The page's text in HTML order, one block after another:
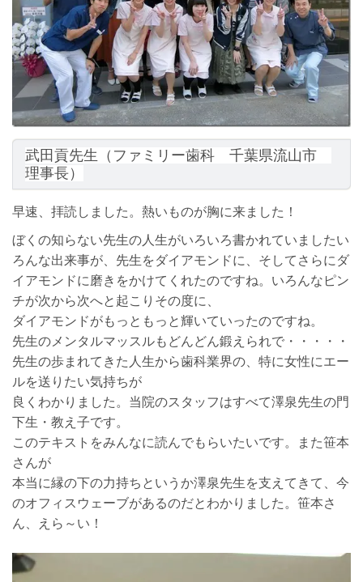
武田貢先生（ファミリー歯科 千葉県流山市
理事長）
早速、拝読しました。熱いものが胸に来ました！
ぼくの知らない先生の人生がいろいろ書かれていましたい
ろんな出来事が、先生をダイアモンドに、そしてさらにダ
イアモンドに磨きをかけてくれたのですね。いろんなピン
チが次から次へと起こりその度に、
ダイアモンドがもっともっと輝いていったのですね。
先生のメンタルマッスルもどんどん鍛えられで・・・・・
先生の歩まれてきた人生から歯科業界の、特に女性にエー
ルを送りたい気持ちが
良くわかりました。当院のスタッフはすべて澤泉先生の門
下生・教え子です。
このテキストをみんなに読んでもらいたいです。また笹本
さんが
本当に縁の下の力持ちというか澤泉先生を支えてきて、今
のオフィスウェーブがあるのだとわかりました。笹本さ
ん、えら～い！